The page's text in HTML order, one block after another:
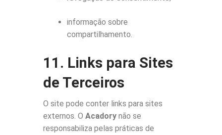
informação sobre
compartilhamento.
11. Links para Sites
de Terceiros
O site pode conter links para sites
externos. O Acadory não se
responsabiliza pelas práticas de